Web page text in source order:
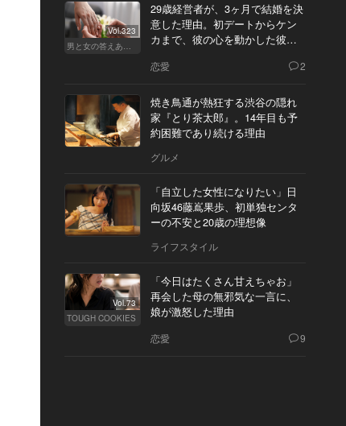
Vol.323
男と女の答えあわせ【Q】
29歳経営者が、3ヶ月で結婚を決
意した理由。初デートからケン
カまで、彼の心を動かした彼女
恋愛 2
焼き鳥通が熱狂する渋谷の隠れ
家『とり茶太郎』。14年目も予
約困難であり続ける理由
グルメ
「自立した女性になりたい」日
向坂46藤嶌果歩、初単独センタ
ーの不安と20歳の理想像
ライフスタイル
Vol.73
TOUGH COOKIES
「今日はたくさん甘えちゃお」
再会した母の無邪気な一言に、
娘が激怒した理由
恋愛 9